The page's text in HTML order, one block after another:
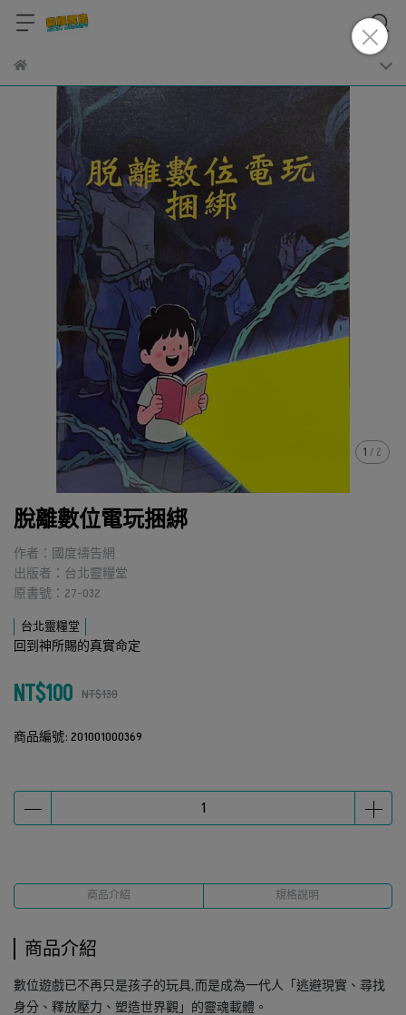
1 / 2
脫離數位電玩捆綁
作者：國度禱告網
出版者：台北靈糧堂
原書號：27-032
台北靈糧堂
回到神所賜的真實命定
NT$100 NT$130
商品編號: 201001000369
商品介紹 規格說明
商品介紹
數位遊戲已不再只是孩子的玩具,而是成為一代人「逃避現實、尋找
身分、釋放壓力、塑造世界觀」的靈魂載體。